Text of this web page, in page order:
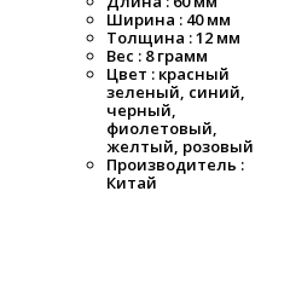
Ширина : 40 мм
Толщина : 12 мм
Вес : 8 грамм
Цвет : красный
зеленый, синий,
черный,
фиолетовый,
желтый, розовый
Производитель :
Китай